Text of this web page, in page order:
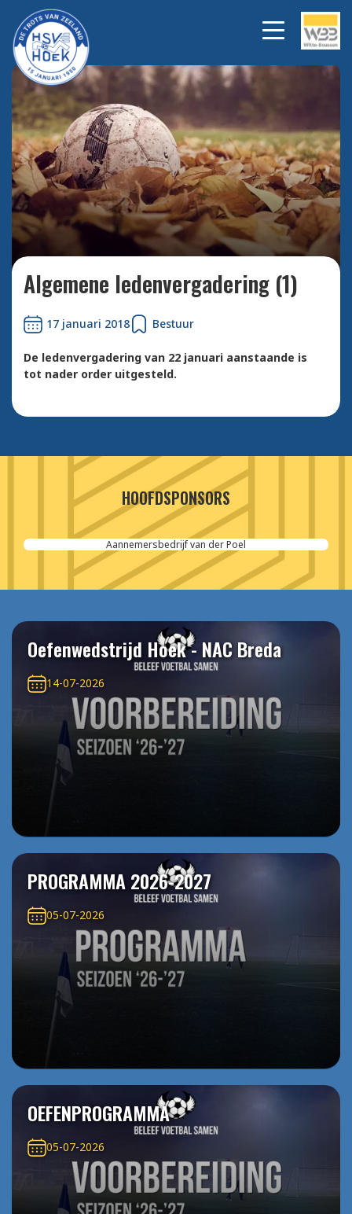
Bekijk alle foto's
Algemene ledenvergadering (1)
17 januari 2018 Bestuur
De ledenvergadering van 22 januari aanstaande is
tot nader order uitgesteld.
HOOFDSPONSORS
Aannemersbedrijf van der Poel
Oefenwedstrijd Hoek - NAC Breda
14-07-2026
PROGRAMMA 2026-2027
05-07-2026
OEFENPROGRAMMA
05-07-2026